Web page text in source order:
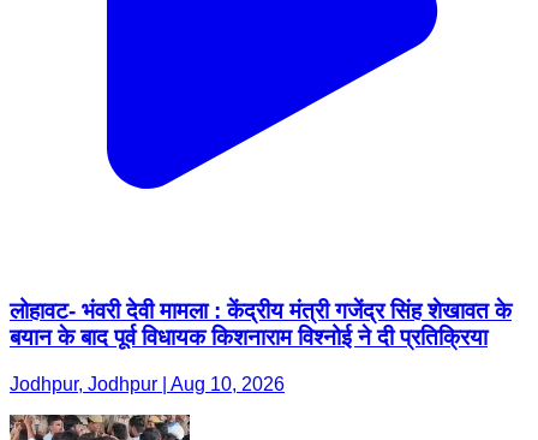
लोहावट- भंवरी देवी मामला : केंद्रीय मंत्री गजेंद्र सिंह शेखावत के
बयान के बाद पूर्व विधायक किशनाराम विश्नोई ने दी प्रतिक्रिया
Jodhpur, Jodhpur | Aug 10, 2026